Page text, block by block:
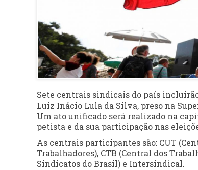
Sete centrais sindicais do país
Luiz Inácio Lula da Silva, preso na
Um ato unificado será realizado na
petista e da sua participação nas
As centrais participantes são: CUT
Trabalhadores), CTB (Central dos
Sindicatos do Brasil) e Intersindical.